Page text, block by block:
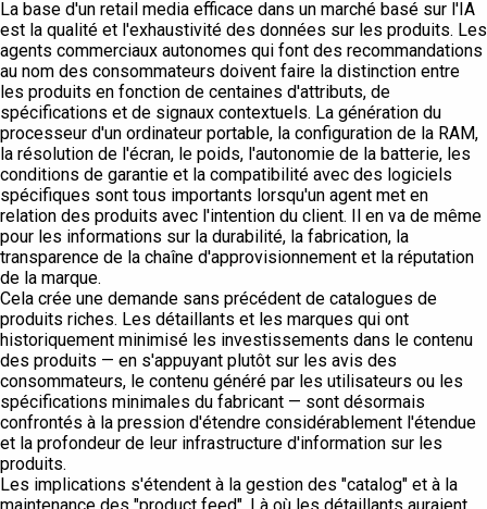
La base d'un retail media efficace dans un marché basé sur l'IA
est la qualité et l'exhaustivité des données sur les produits. Les
agents commerciaux autonomes qui font des recommandations
au nom des consommateurs doivent faire la distinction entre
les produits en fonction de centaines d'attributs, de
spécifications et de signaux contextuels. La génération du
processeur d'un ordinateur portable, la configuration de la RAM,
la résolution de l'écran, le poids, l'autonomie de la batterie, les
conditions de garantie et la compatibilité avec des logiciels
spécifiques sont tous importants lorsqu'un agent met en
relation des produits avec l'intention du client. Il en va de même
pour les informations sur la durabilité, la fabrication, la
transparence de la chaîne d'approvisionnement et la réputation
de la marque.
Cela crée une demande sans précédent de catalogues de
produits riches. Les détaillants et les marques qui ont
historiquement minimisé les investissements dans le contenu
des produits — en s'appuyant plutôt sur les avis des
consommateurs, le contenu généré par les utilisateurs ou les
spécifications minimales du fabricant — sont désormais
confrontés à la pression d'étendre considérablement l'étendue
et la profondeur de leur infrastructure d'information sur les
produits.
Les implications s'étendent à la gestion des "catalog" et à la